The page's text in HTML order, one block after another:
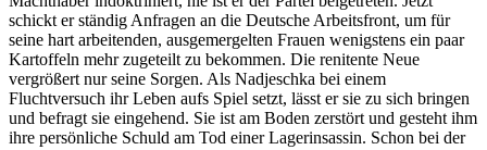
schickt er ständig Anfragen an die Deutsche Arbeitsfront, um für
seine hart arbeitenden, ausgemergelten Frauen we­nigstens ein paar
Kartoffeln mehr zugeteilt zu bekommen. Die renitente Neue
vergrößert nur seine Sorgen. Als Nadjeschka bei einem
Fluchtversuch ihr Leben aufs Spiel setzt, lässt er sie zu sich bringen
und befragt sie eingehend. Sie ist am Boden zerstört und gesteht ihm
ihre persönliche Schuld am Tod einer Lagerinsas­sin. Schon bei der